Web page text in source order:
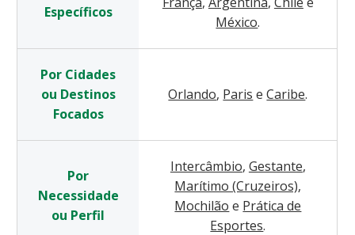
Específicos
México.
Por Cidades
ou Destinos
Focados
Orlando, Paris e Caribe.
Por
Necessidade
ou Perfil
Intercâmbio, Gestante,
Marítimo (Cruzeiros),
Mochilão e Prática de
Esportes.